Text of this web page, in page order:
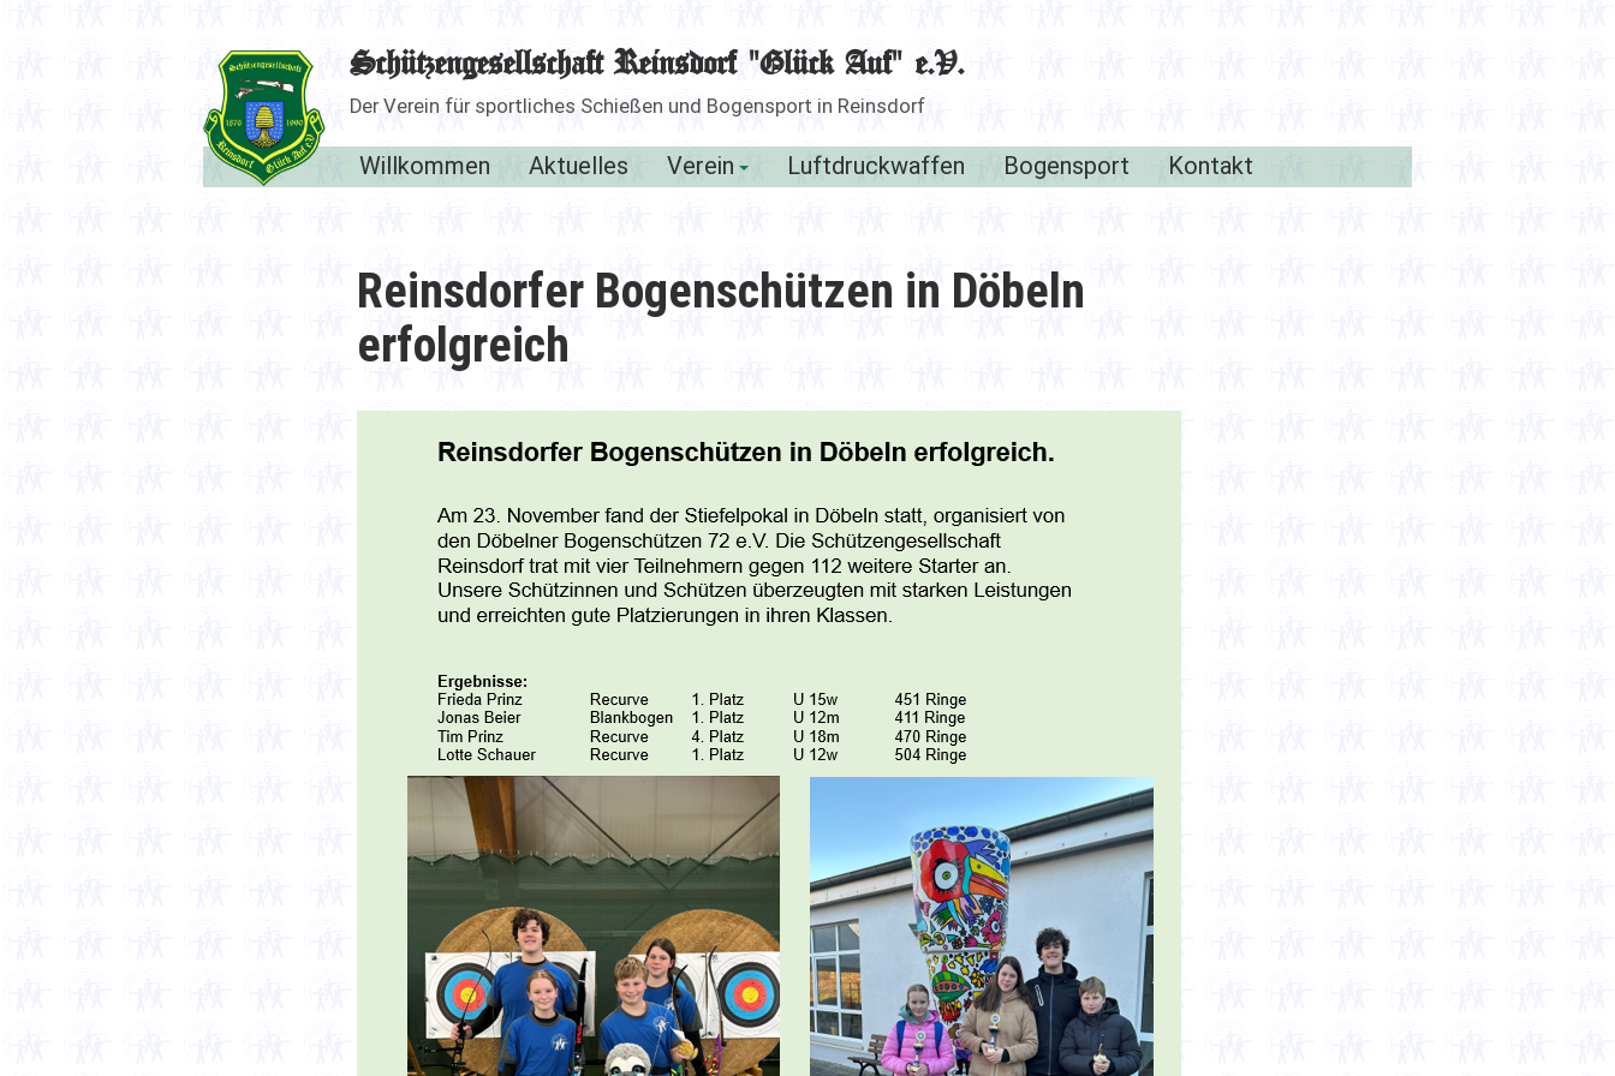
Schützengesellschaft Reinsdorf "Glück Auf" e.V.
Der Verein für sportliches Schießen und Bogensport in Reinsdorf
Willkommen Aktuelles Verein Luftdruckwaffen Bogensport Kontakt
Reinsdorfer Bogenschützen in Döbeln
erfolgreich